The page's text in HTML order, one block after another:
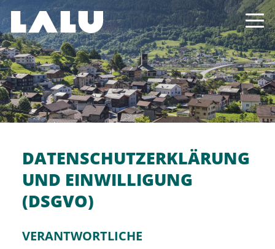
DATENSCHUTZERKLÄRUNG
UND EINWILLIGUNG
(DSGVO)
VERANTWORTLICHE